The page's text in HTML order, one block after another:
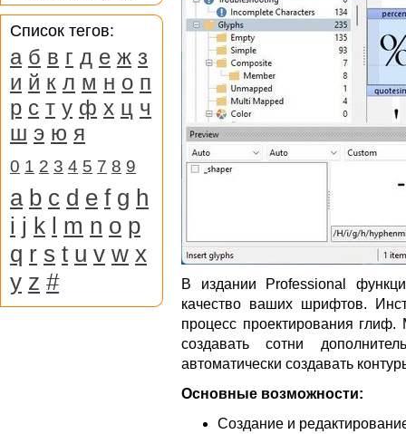
В издании Professional
качество ваших шрифтов.
процесс проектирования
создавать сотни
автоматически создавать
Основные возможности:
Создание и
Список тегов:
а б в г д е ж з
и й к л м н о п
р с т у ф х ц ч
ш э ю я
0 1 2 3 4 5 7 8 9
a b c d e f g h
i j k l m n o p
q r s t u v w x
y z #